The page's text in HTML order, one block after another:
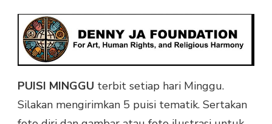
PUISI MINGGU terbit setiap hari Minggu.
Silakan mengirimkan 5 puisi tematik. Sertakan